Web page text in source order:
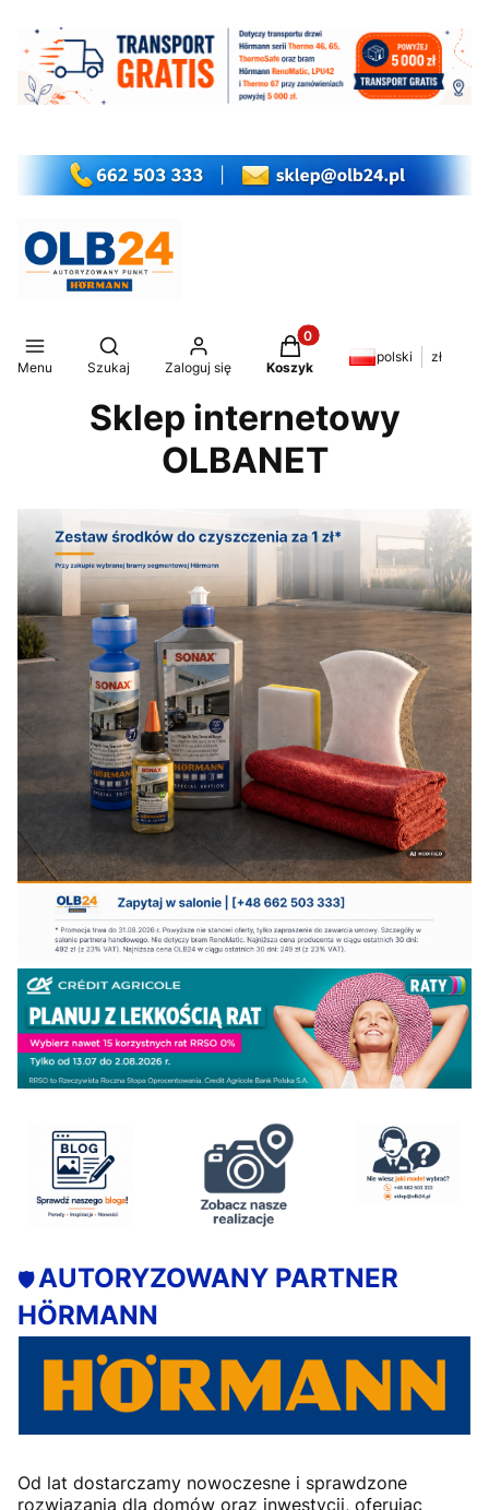
Menu
Otwórz wyszukiwarkę
Szukaj Zaloguj się
Produkty w koszyku: 0.
Koszyk
polski zł
Sklep internetowy
OLBANET
🛡️AUTORYZOWANY PARTNER
HÖRMANN
Od lat dostarczamy nowoczesne i sprawdzone
rozwiązania dla domów oraz inwestycji, oferując